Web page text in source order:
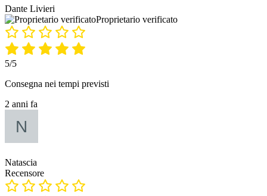
Dante Livieri
Proprietario verificato
5/5
Consegna nei tempi previsti
2 anni fa
Natascia
Recensore